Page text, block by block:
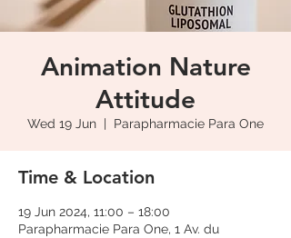
Animation Nature
Attitude
Wed 19 Jun
  |
Parapharmacie Para One
Time & Location
19 Jun 2024, 11:00 – 18:00
Parapharmacie Para One, 1 Av. du